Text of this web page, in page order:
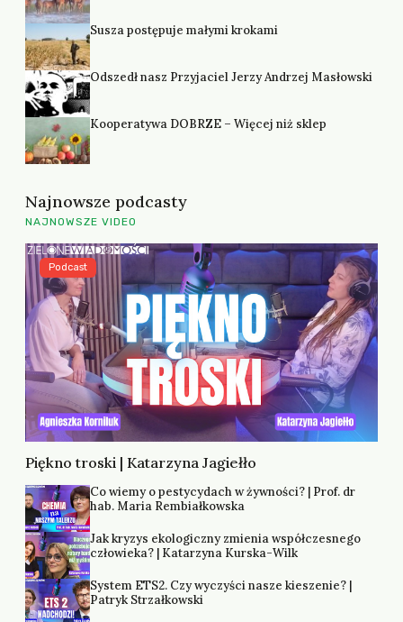
Susza postępuje małymi krokami
Odszedł nasz Przyjaciel Jerzy Andrzej Masłowski
Kooperatywa DOBRZE – Więcej niż sklep
Najnowsze podcasty
NAJNOWSZE VIDEO
Piękno troski | Katarzyna Jagiełło
Podcast
Co wiemy o pestycydach w żywności? | Prof. dr
hab. Maria Rembiałkowska
Jak kryzys ekologiczny zmienia współczesnego
człowieka? | Katarzyna Kurska-Wilk
System ETS2. Czy wyczyści nasze kieszenie? |
Patryk Strzałkowski